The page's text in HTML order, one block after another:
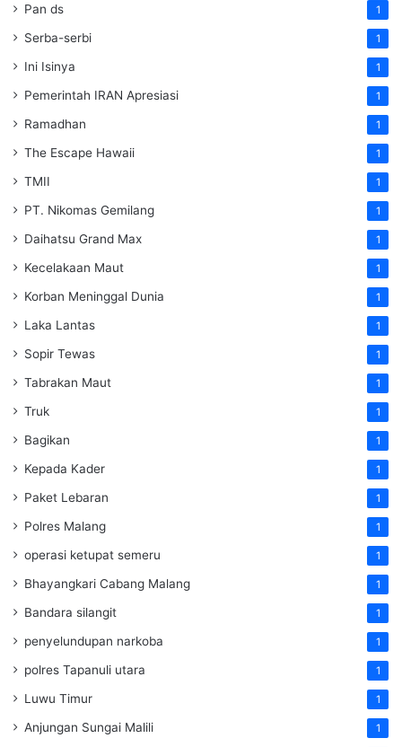
Pan ds 1
Serba-serbi 1
Ini Isinya 1
Pemerintah IRAN Apresiasi 1
Ramadhan 1
The Escape Hawaii 1
TMII 1
PT. Nikomas Gemilang 1
Daihatsu Grand Max 1
Kecelakaan Maut 1
Korban Meninggal Dunia 1
Laka Lantas 1
Sopir Tewas 1
Tabrakan Maut 1
Truk 1
Bagikan 1
Kepada Kader 1
Paket Lebaran 1
Polres Malang 1
operasi ketupat semeru 1
Bhayangkari Cabang Malang 1
Bandara silangit 1
penyelundupan narkoba 1
polres Tapanuli utara 1
Luwu Timur 1
Anjungan Sungai Malili 1